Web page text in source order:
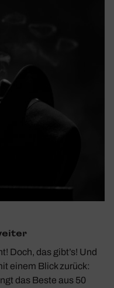
Doch, das gibt’s! Und
einem Blick zurück:
das Beste aus 50